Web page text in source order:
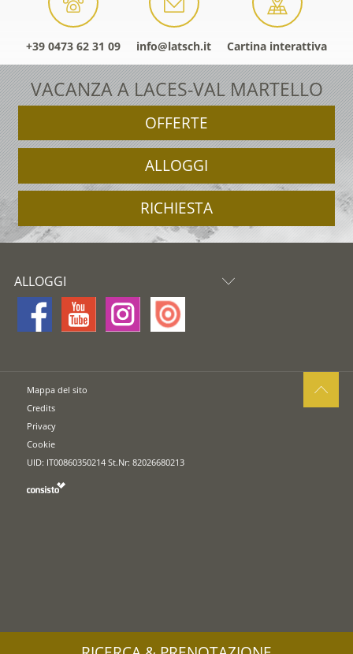
+39 0473 62 31 09 info@latsch.it Cartina interattiva
VACANZA A LACES-VAL MARTELLO
OFFERTE
ALLOGGI
RICHIESTA
ALLOGGI
Mappa del sito
Credits
Privacy
Cookie
UID: IT00860350214 St.Nr: 82026680213